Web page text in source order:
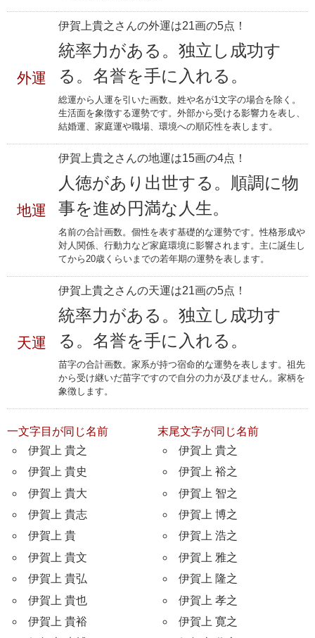
外運
伊賀上貴之さんの外運は21画の5点！
統率力がある。独立し成功す
る。名誉を手に入れる。
総運から人運を引いた画数。姓や名が1文字の場合を除く。
生活面を象徴する運勢です。外部から受ける影響力を表し、
結婚運、家庭運や職場、環境への順応性を表します。
地運
伊賀上貴之さんの地運は15画の4点！
人徳があり出世する。順調に物
事を進め円満な人生。
名前の合計画数。個性を表す基礎的な運勢です。性格形成や
対人関係、行動力など家庭環境に影響されます。主に誕生し
てから20歳くらいまでの若年期の運勢を表します。
天運
伊賀上貴之さんの天運は21画の5点！
統率力がある。独立し成功す
る。名誉を手に入れる。
苗字の合計画数。家系が持つ宿命的な運勢を表します。祖先
から受け継いだ苗字ですので自分の力が及びません。家柄を
象徴します。
一文字目が同じ名前
伊賀上 貴之
伊賀上 貴史
伊賀上 貴大
伊賀上 貴志
伊賀上 貴
伊賀上 貴文
伊賀上 貴弘
伊賀上 貴也
伊賀上 貴裕
末尾文字が同じ名前
伊賀上 貴之
伊賀上 裕之
伊賀上 智之
伊賀上 博之
伊賀上 浩之
伊賀上 雅之
伊賀上 隆之
伊賀上 孝之
伊賀上 寛之